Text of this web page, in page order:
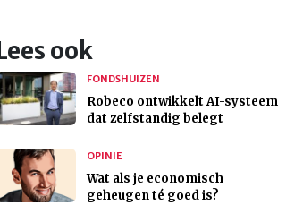
Lees ook
FONDSHUIZEN
Robeco ontwikkelt AI-systeem
dat zelfstandig belegt
OPINIE
Wat als je economisch
geheugen té goed is?